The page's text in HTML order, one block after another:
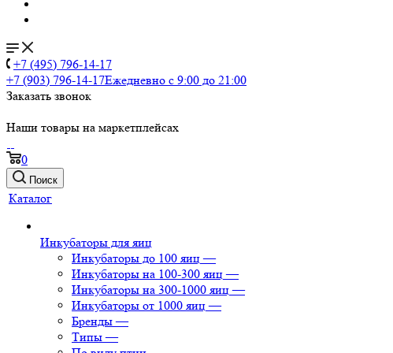
+7 (495) 796-14-17
+7 (903) 796-14-17Ежедневно с 9:00 до 21:00
Заказать звонок
Наши товары на маркетплейсах
0
Поиск
Каталог
Инкубаторы для яиц
Инкубаторы до 100 яиц —
Инкубаторы на 100-300 яиц —
Инкубаторы на 300-1000 яиц —
Инкубаторы от 1000 яиц —
Бренды —
Типы —